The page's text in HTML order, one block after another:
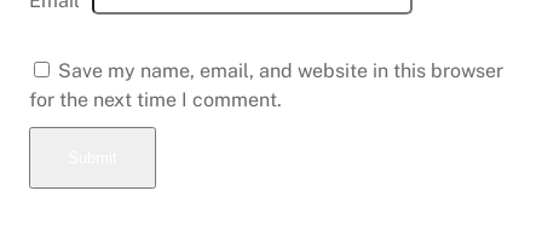
Save my name, email, and website in this browser
for the next time I comment.